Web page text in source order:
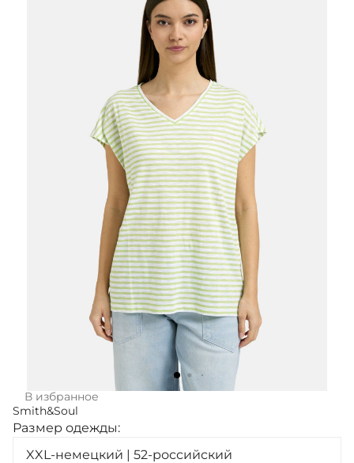
В избранное
Smith&Soul
Размер одежды:
XXL-немецкий | 52-российский